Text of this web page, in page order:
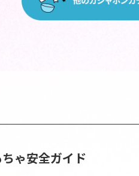
ゃ安全ガイド